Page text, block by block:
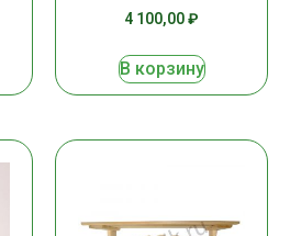
4 100,00₽
В корзину